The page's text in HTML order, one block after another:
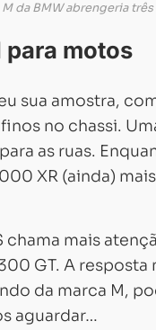
da BMW abrengeria
para motos
sua amostra,
no chassi.
as ruas.
XR (ainda)
mais
GT. A
da marca M,
aguardar…